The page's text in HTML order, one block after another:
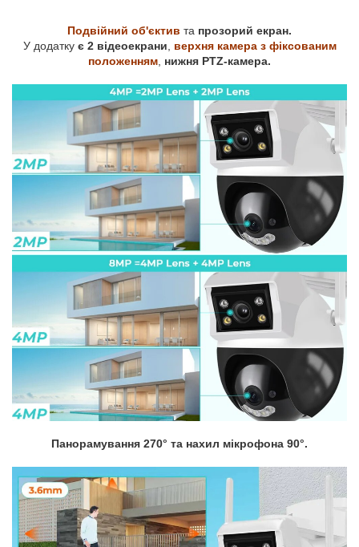
Подвійний об'єктив та прозорий екран.
У додатку є 2 відеоекрани, верхня камера з фіксованим
положенням, нижня PTZ-камера.
Панорамування 270° та нахил мікрофона 90°.